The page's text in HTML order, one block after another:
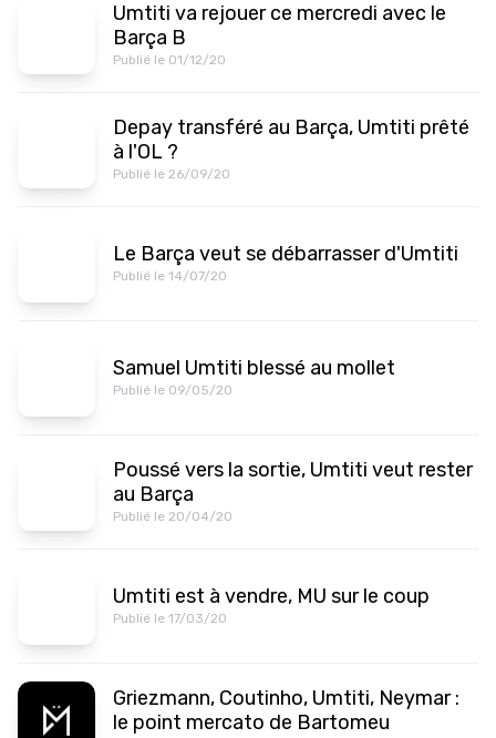
Umtiti va rejouer ce mercredi avec le
Barça B
Publié le 01/12/20
Depay transféré au Barça, Umtiti prêté
à l'OL ?
Publié le 26/09/20
Le Barça veut se débarrasser d'Umtiti
Publié le 14/07/20
Samuel Umtiti blessé au mollet
Publié le 09/05/20
Poussé vers la sortie, Umtiti veut rester
au Barça
Publié le 20/04/20
Umtiti est à vendre, MU sur le coup
Publié le 17/03/20
Griezmann, Coutinho, Umtiti, Neymar :
le point mercato de Bartomeu